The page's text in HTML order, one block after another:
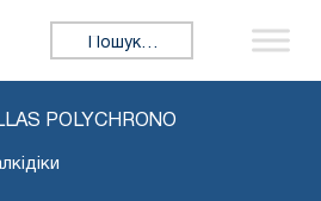
Пошук:
POLYCHRONO